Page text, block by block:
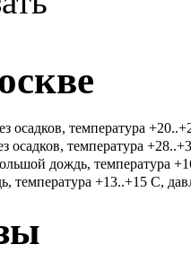
осадков, температура
осадков, температура
дождь, температура
температура +13..+15 С,